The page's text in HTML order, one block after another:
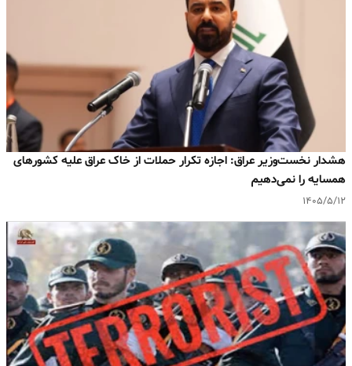
هشدار نخست‌وزیر عراق: اجازه تکرار حملات از خاک عراق علیه کشورهای
همسایه را نمی‌دهیم
۱۴۰۵/۵/۱۲